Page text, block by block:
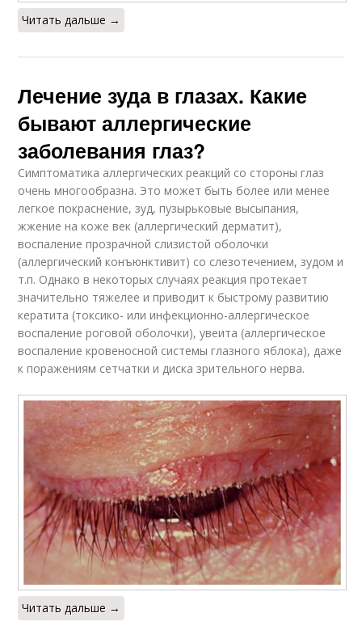
Читать дальше →
Лечение зуда в глазах. Какие
бывают аллергические
заболевания глаз?
Симптоматика аллергических реакций со стороны глаз
очень многообразна. Это может быть более или менее
легкое покраснение, зуд, пузырьковые высыпания,
жжение на коже век (аллергический дерматит),
воспаление прозрачной слизистой оболочки
(аллергический конъюнктивит) со слезотечением, зудом и
т.п. Однако в некоторых случаях реакция протекает
значительно тяжелее и приводит к быстрому развитию
кератита (токсико- или инфекционно-аллергическое
воспаление роговой оболочки), увеита (аллергическое
воспаление кровеносной системы глазного яблока), даже
к поражениям сетчатки и диска зрительного нерва.
Читать дальше →